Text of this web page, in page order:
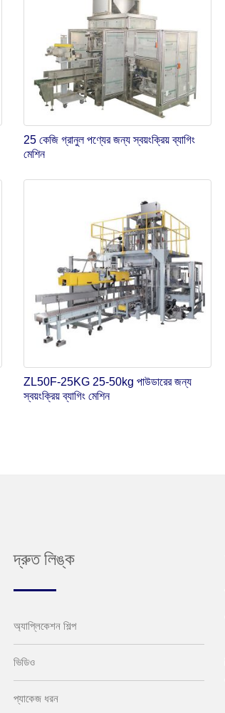
25 কেজি গ্রানুল পণ্যের জন্য স্বয়ংক্রিয় ব্যাগিং
মেশিন
ZL50F-25KG 25-50kg পাউডারের জন্য
স্বয়ংক্রিয় ব্যাগিং মেশিন
দ্রুত লিঙ্ক
অ্যাপ্লিকেশন শিল্প
ভিডিও
প্যাকেজ ধরন